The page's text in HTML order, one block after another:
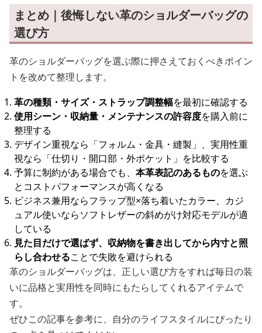
まとめ｜後悔しない革のショルダーバッグの
選び方
革のショルダーバッグを選ぶ際に押さえておくべきポイン
トを改めて整理します。
革の種類・サイズ・ストラップ調整幅を最初に確認する
使用シーン・収納量・メンテナンスの許容度を購入前に
整理する
デザイン重視なら「フォルム・金具・縫製」、実用性重
視なら「仕切り・開口部・外ポケット」を比較する
予算に制約がある場合でも、 本革表記のあるものを選ぶ
とコストパフォーマンスが高くなる
ビジネス兼用ならフラップ型×落ち着いたカラー、カジ
ュアル使いならソフトレザーの斜めがけ対応モデルが適
している
見た目だけで選ばず、収納物を書き出してから内寸と照
らし合わせることで失敗を避けられる
革のショルダーバッグは、正しい選び方をすれば毎日の装
いに品格と実用性を同時にもたらしてくれるアイテムで
す。
ぜひこの記事を参考に、自分のライフスタイルにぴったり